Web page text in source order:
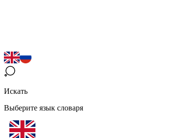
Искать
Выберите язык словаря